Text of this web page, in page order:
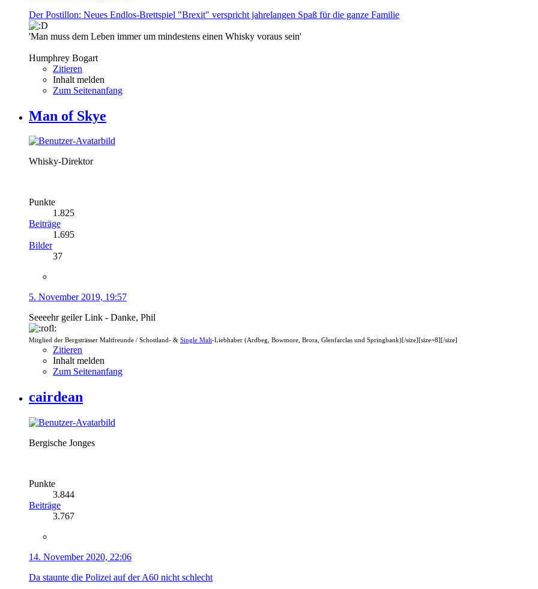
Der Postillon: Neues Endlos-Brettspiel "Brexit" verspricht jahrelangen Spaß für die ganze Familie
'Man muss dem Leben immer um mindestens einen Whisky voraus sein'
Humphrey Bogart
Zitieren
Inhalt melden
Zum Seitenanfang
Man of Skye
Whisky-Direktor
Punkte
1.825
Beiträge
1.695
Bilder
37
5. November 2019, 19:57
Seeeehr geiler Link - Danke, Phil
Mitglied der Bergsträsser Maltfreunde / Schottland- & Single Malt-Liebhaber (Ardbeg, Bowmore, Brora, Glenfarclas und Springbank)[/size][size=8][/size]
Zitieren
Inhalt melden
Zum Seitenanfang
cairdean
Bergische Jonges
Punkte
3.844
Beiträge
3.767
14. November 2020, 22:06
Da staunte die Polizei auf der A60 nicht schlecht